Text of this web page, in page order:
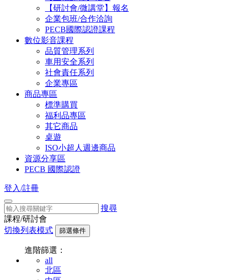
【研討會/微講堂】報名
企業包班/合作洽詢
PECB國際認證課程
數位影音課程
品質管理系列
車用安全系列
社會責任系列
企業專區
商品專區
標準購買
福利品專區
其它商品
桌遊
ISO小超人週邊商品
資源分享區
PECB 國際認證
登入/註冊
搜尋
課程/研討會
切換列表模式
篩選條件
進階篩選：
all
北區